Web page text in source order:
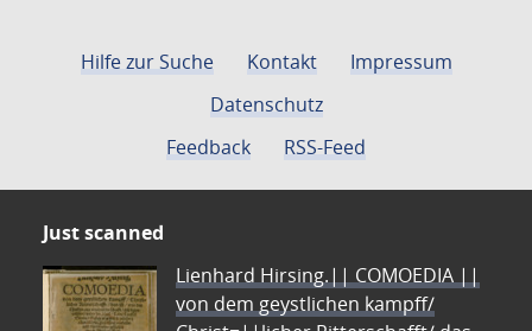
Hilfe zur Suche Kontakt
Impressum
Datenschutz
Feedback
RSS-Feed
Just scanned
Lienhard Hirsing.|| COMOEDIA ||
von dem geystlichen kampff/